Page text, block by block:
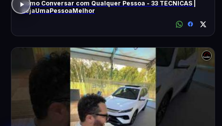
Como Conversar com Qualquer Pessoa - 33 TÉCNICAS |
SejaUmaPessoaMelhor